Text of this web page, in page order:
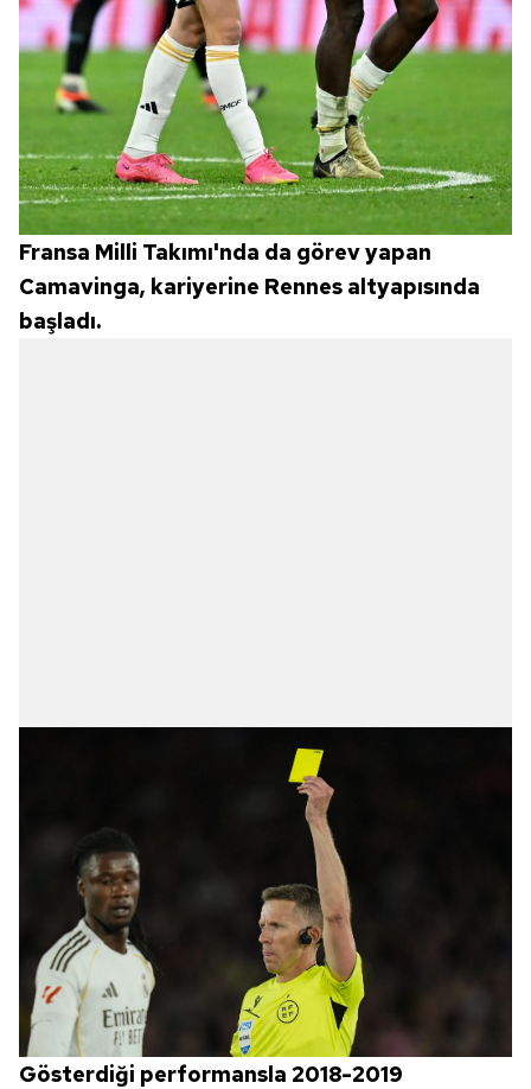
Fransa Milli Takımı'nda da görev yapan
Camavinga, kariyerine Rennes altyapısında
başladı.
Gösterdiği performansla 2018-2019